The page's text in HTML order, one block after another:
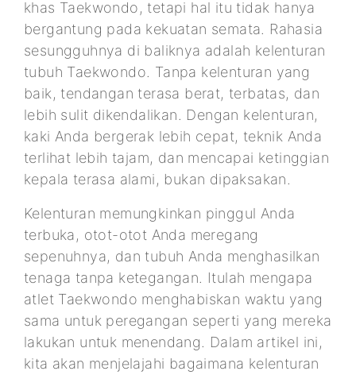
khas Taekwondo, tetapi hal itu tidak hanya
bergantung pada kekuatan semata. Rahasia
sesungguhnya di baliknya adalah kelenturan
tubuh Taekwondo. Tanpa kelenturan yang
baik, tendangan terasa berat, terbatas, dan
lebih sulit dikendalikan. Dengan kelenturan,
kaki Anda bergerak lebih cepat, teknik Anda
terlihat lebih tajam, dan mencapai ketinggian
kepala terasa alami, bukan dipaksakan.
Kelenturan memungkinkan pinggul Anda
terbuka, otot-otot Anda meregang
sepenuhnya, dan tubuh Anda menghasilkan
tenaga tanpa ketegangan. Itulah mengapa
atlet Taekwondo menghabiskan waktu yang
sama untuk peregangan seperti yang mereka
lakukan untuk menendang. Dalam artikel ini,
kita akan menjelajahi bagaimana kelenturan